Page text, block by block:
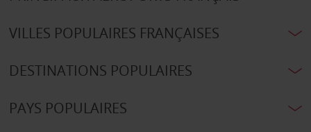
VILLES POPULAIRES FRANÇAISES
DESTINATIONS POPULAIRES
PAYS POPULAIRES